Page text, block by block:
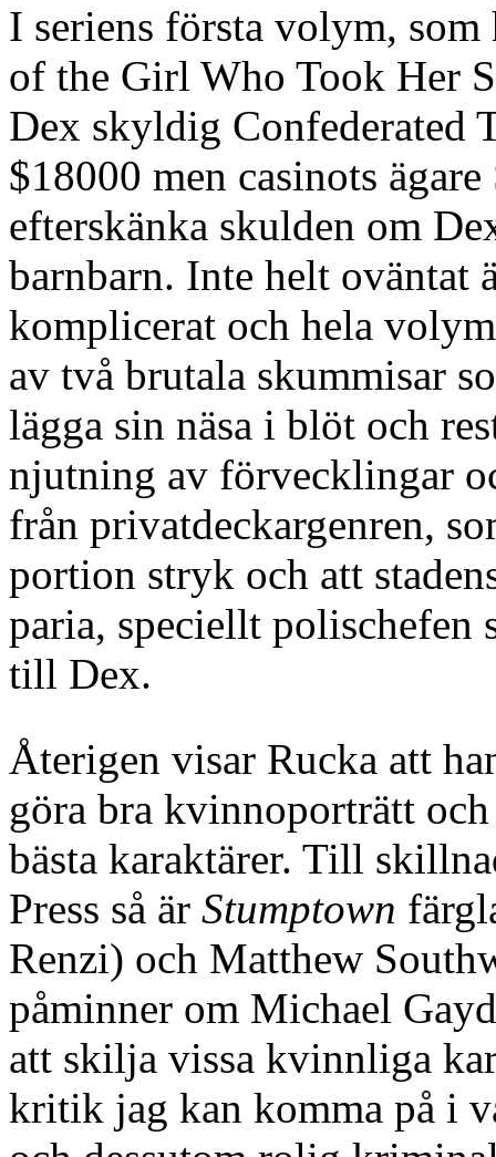
I seriens första volym,
of the Girl Who Took Her
Dex skyldig Confederated
$18000 men casinots
efterskänka skulden om
barnbarn. Inte helt oväntat
komplicerat och hela
av två brutala skummisar
lägga sin näsa i blöt och
njutning av förvecklingar
från privatdeckargenren,
portion stryk och att
paria, speciellt polischefen
till Dex.
Återigen visar Rucka att
göra bra kvinnoporträtt
bästa karaktärer. Till
Press så är Stumptown
Renzi) och Matthew
påminner om Michael
att skilja vissa kvinnliga
kritik jag kan komma på i